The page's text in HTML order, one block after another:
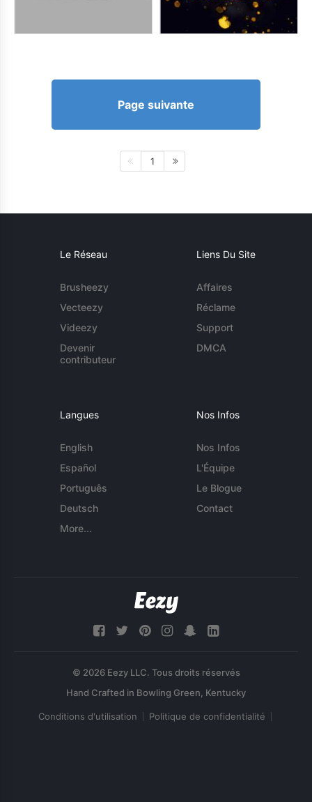
Page suivante
1
Le Réseau
Brusheezy
Vecteezy
Videezy
Devenir
contributeur
Liens Du Site
Affaires
Réclame
Support
DMCA
Langues
English
Español
Português
Deutsch
More...
Nos Infos
Nos Infos
L'Équipe
Le Blogue
Contact
© 2026 Eezy LLC. Tous droits réservés
Conditions d'utilisation Politique de confidentialité